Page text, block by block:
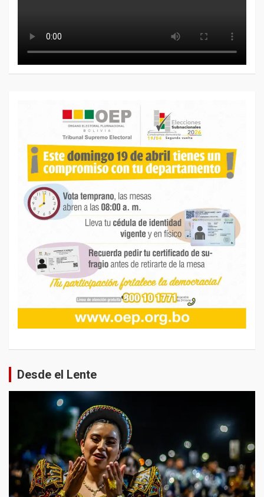
Desde el Lente